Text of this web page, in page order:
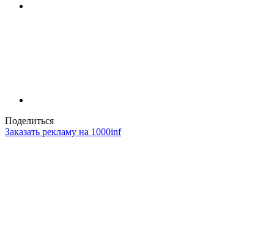
Поделиться
Заказать рекламу на 1000inf